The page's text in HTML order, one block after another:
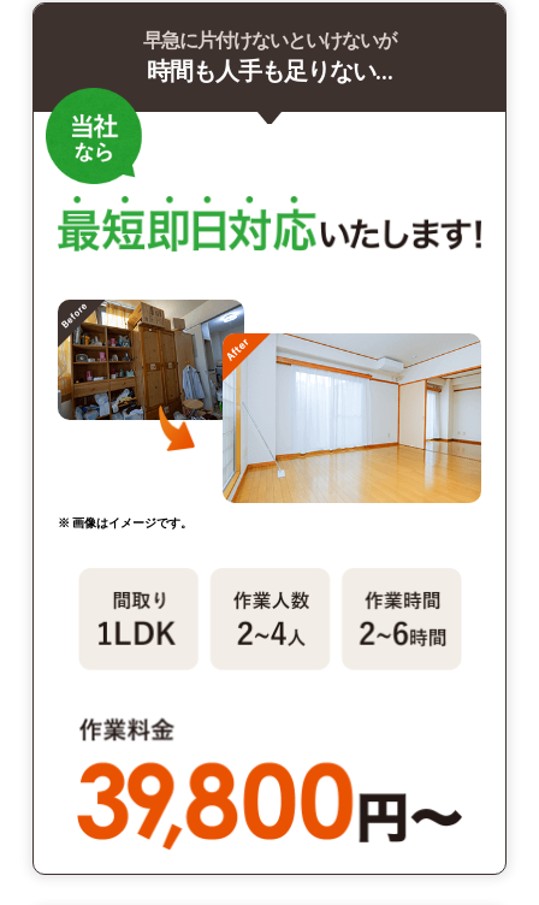
早急に片付けないといけないが
時間も人手も足りない…
※ 画像はイメージです。